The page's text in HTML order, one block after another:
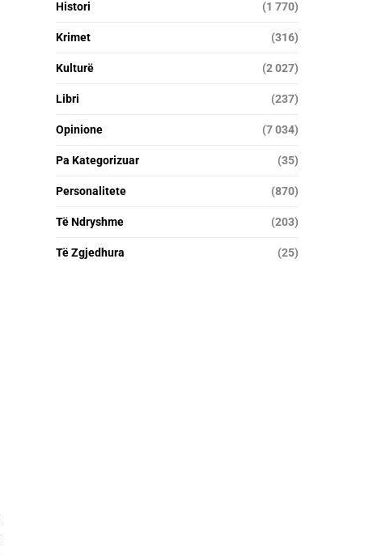
Histori (1 770)
Krimet (316)
Kulturë (2 027)
Libri (237)
Opinione (7 034)
Pa Kategorizuar (35)
Personalitete (870)
Të Ndryshme (203)
Të Zgjedhura (25)